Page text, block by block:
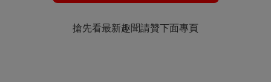
搶先看最新趣聞請贊下面專頁